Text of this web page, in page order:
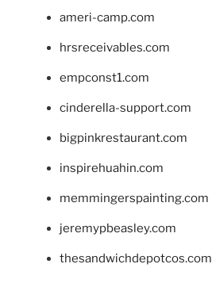
ameri-camp.com
hrsreceivables.com
empconst1.com
cinderella-support.com
bigpinkrestaurant.com
inspirehuahin.com
memmingerspainting.com
jeremypbeasley.com
thesandwichdepotcos.com